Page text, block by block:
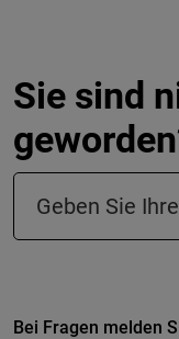
Sie sind
Suchfeld in der
Bei Fragen melden